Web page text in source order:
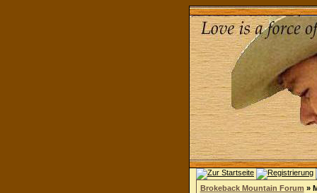
Brokeback Mountain Forum »